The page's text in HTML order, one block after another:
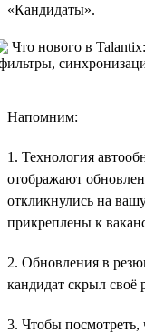
«Кандидаты».
Напомним:
1. Технология
отображают
откликнулись на
прикреплены к
2. Обновления в
кандидат скрыл
3. Чтобы